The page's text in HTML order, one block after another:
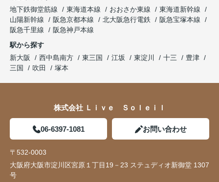
地下鉄御堂筋線
東海道本線 おおさか東線
東海道新幹線
山陽新幹線
阪急京都本線 北大阪急行電鉄
阪急宝塚本線
阪急千里線
阪急神戸本線
駅から探す
新大阪
西中島南方 東三国 江坂 東淀川 十三
豊津
三国
吹田 塚本
株式会社 Ｌｉｖｅ Ｓｏｌｅｉｌ
06-6397-1081 お問い合わせ
〒532-0003
大阪府大阪市淀川区宮原１丁目19－23 ステュディオ新御堂 1307
号